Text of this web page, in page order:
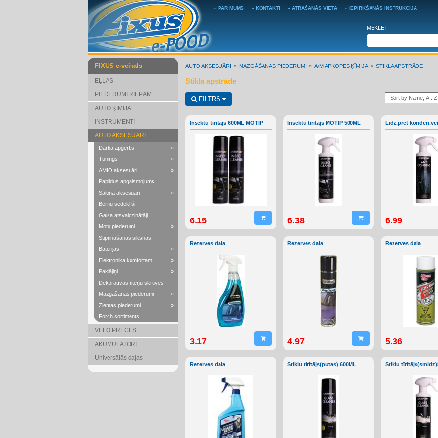
» PAR MUMS » KONTAKTI » ATRAŠANĀS VIETA » IEPIRKŠANĀS INSTRUKCIJA
MEKLĒT
FIXUS e-veikals
EĻĻAS
PIEDERUMI RIEPĀM
AUTO ĶĪMIJA
INSTRUMENTI
AUTO AKSESUĀRI
Darba apģerbs
»
Tūnings
»
AMIO aksesuāri
»
Papildus apgaismojums
Salona aksesuāri
»
Bērnu sēdeklīši
Gaisa atsvaidzinātāji
Moto piederumi
»
Stiprināšanas siksnas
Baterijas
»
Elektronika komfortam
»
Paklājiņi
»
Dekoratīvās riteņu skrūves
Mazgāšanas piederumi
»
Ziemas piederumi
»
Forch sortiments
VELO PRECES
AKUMULATORI
Universālās daļas
AUTO AKSESUĀRI MAZGĀŠANAS PIEDERUMI A/M APKOPES ĶĪMIJA STIKLA APSTRĀDE
Stikla apstrāde
FILTRS
Insektu tīrītājs 600ML MOTIP
6.15
Insektu tiritajs MOTIP 500ML
6.38
Līdz.pret
6.99
Rezerves dala
3.17
Rezerves dala
4.97
Rezerves dala
5.36
Rezerves dala Stiklu tīrītājs(putas) 600ML Stiklu